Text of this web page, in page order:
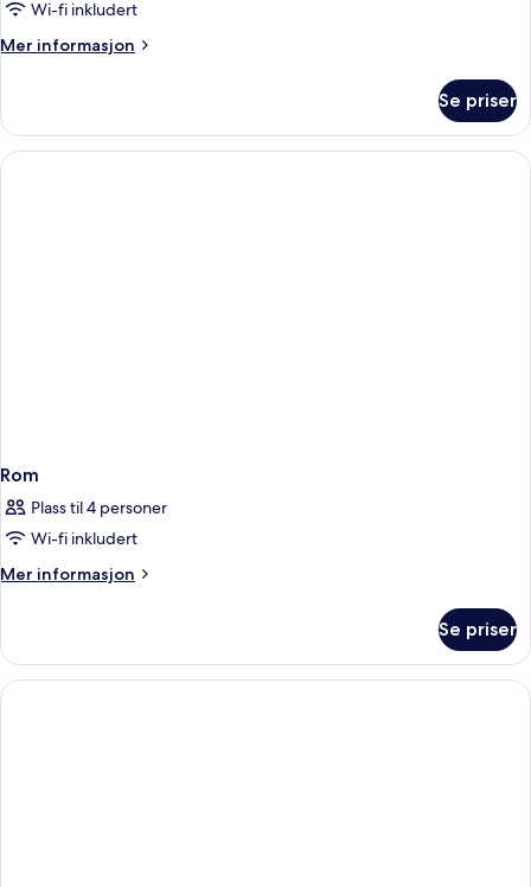
Wi-fi inkludert
Mer informasjon
Mer
Se priser
Rom
Plass til 4 personer
Wi-fi inkludert
Mer informasjon
Mer
Se priser